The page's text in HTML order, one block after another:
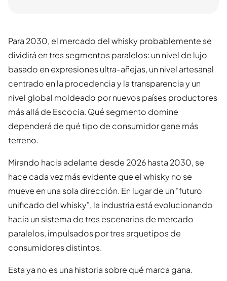
Para 2030, el mercado del whisky probablemente se
dividirá en tres segmentos paralelos: un nivel de lujo
basado en expresiones ultra-añejas, un nivel artesanal
centrado en la procedencia y la transparencia y un
nivel global moldeado por nuevos países productores
más allá de Escocia. Qué segmento domine
dependerá de qué tipo de consumidor gane más
terreno.
Mirando hacia adelante desde 2026 hasta 2030, se
hace cada vez más evidente que el whisky no se
mueve en una sola dirección. En lugar de un "futuro
unificado del whisky", la industria está evolucionando
hacia un sistema de tres escenarios de mercado
paralelos, impulsados por tres arquetipos de
consumidores distintos.
Esta ya no es una historia sobre qué marca gana.